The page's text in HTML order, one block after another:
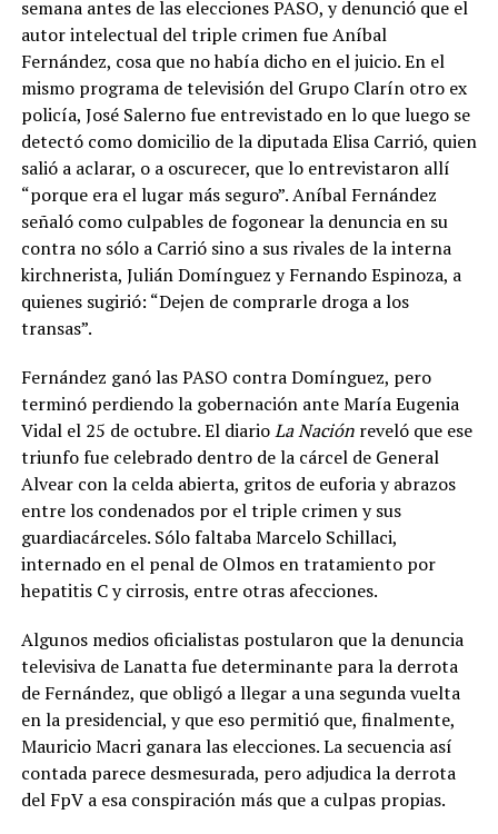
semana antes de las elecciones PASO, y denunció que el
autor intelectual del triple crimen fue Aníbal
Fernández, cosa que no había dicho en el juicio. En el
mismo programa de televisión del Grupo Clarín otro ex
policía, José Salerno fue entrevistado en lo que luego se
detectó como domicilio de la diputada Elisa Carrió, quien
salió a aclarar, o a oscurecer, que lo entrevistaron allí
“porque era el lugar más seguro”.Aníbal Fernández
señaló como culpables de fogonear la denuncia en su
contra no sólo a Carrió sino a sus rivales de la interna
kirchnerista, Julián Domínguez y Fernando Espinoza, a
quienes sugirió: “Dejen de comprarle droga a los
transas”.
Fernández ganó las PASO contra Domínguez, pero
terminó perdiendo la gobernación ante María Eugenia
Vidal el 25 de octubre. El diarioLa Naciónreveló que ese
triunfo fue celebrado dentro de la cárcel de General
Alvear con la celda abierta, gritos de euforia y abrazos
entre los condenados por el triple crimen y sus
guardiacárceles. Sólo faltaba Marcelo Schillaci,
internado en el penal de Olmos en tratamiento por
hepatitis C y cirrosis, entre otras afecciones.
Algunos medios oficialistas postularon que la denuncia
televisiva de Lanatta fue determinante para la derrota
de Fernández, que obligó a llegar a una segunda vuelta
en la presidencial, y que eso permitió que, finalmente,
Mauricio Macri ganara las elecciones. La secuencia así
contada parece desmesurada, pero adjudica la derrota
del FpV a esa conspiración más que a culpas propias.